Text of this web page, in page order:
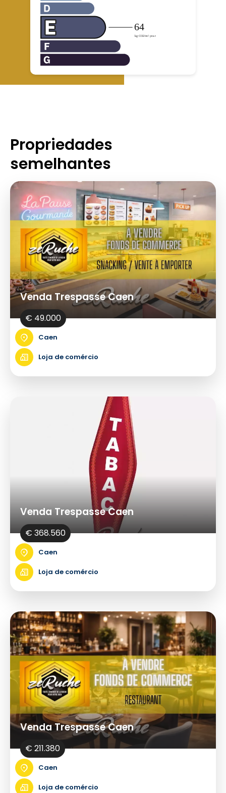
Propriedades
semelhantes
Venda Trespasse Caen
€ 49.000
Caen
Loja de comércio
Venda Trespasse Caen
€ 368.560
Caen
Loja de comércio
Venda Trespasse Caen
€ 211.380
Caen
Loja de comércio